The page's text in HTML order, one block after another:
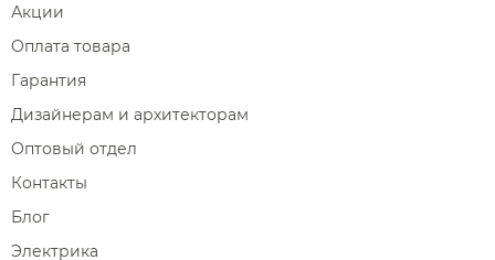
Акции
Оплата товара
Гарантия
Дизайнерам и архитекторам
Оптовый отдел
Контакты
Блог
Электрика